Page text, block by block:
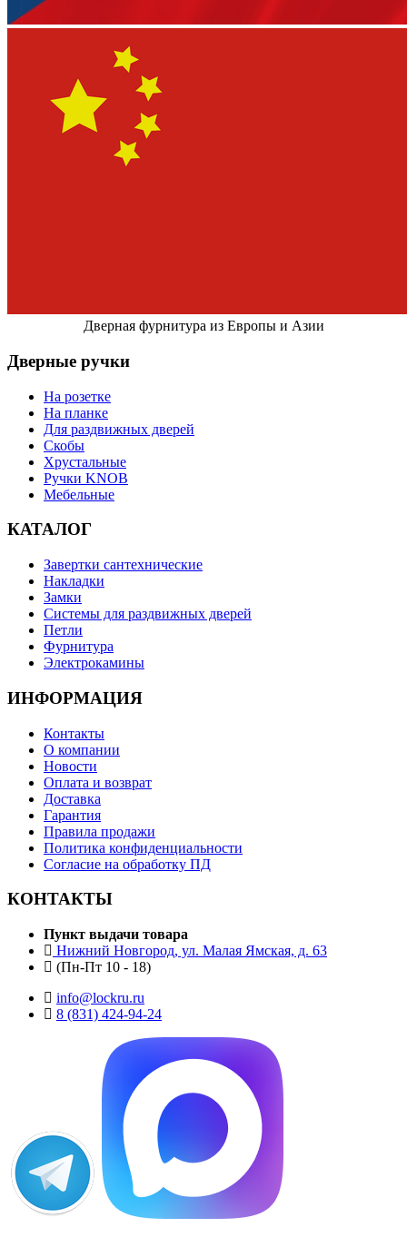
Дверная фурнитура из Европы и Азии
Дверные ручки
На розетке
На планке
Для раздвижных дверей
Скобы
Хрустальные
Ручки KNOB
Мебельные
КАТАЛОГ
Завертки сантехнические
Накладки
Замки
Системы для раздвижных дверей
Петли
Фурнитура
Электрокамины
ИНФОРМАЦИЯ
Контакты
О компании
Новости
Оплата и возврат
Доставка
Гарантия
Правила продажи
Политика конфиденциальности
Согласие на обработку ПД
КОНТАКТЫ
Пункт выдачи товара
Нижний Новгород, ул. Малая Ямская, д. 63
(Пн-Пт 10 - 18)
info@lockru.ru
8 (831) 424-94-24